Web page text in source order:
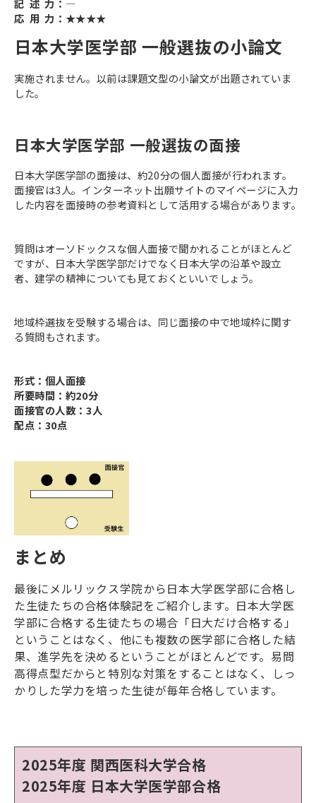
記 述 力：―
応 用 力：★★★★
日本大学医学部 一般選抜の小論文
実施されません。以前は課題文型の小論文が出題されていま
した。
日本大学医学部 一般選抜の面接
日本大学医学部の面接は、約20分の個人面接が行われます。
面接官は3人。インターネット出願サイトのマイページに入力
した内容を面接時の参考資料として活用する場合があります。
質問はオーソドックスな個人面接で聞かれることがほとんど
ですが、日本大学医学部だけでなく日本大学の沿革や設立
者、建学の精神についても見ておくといいでしょう。
地域枠選抜を受験する場合は、同じ面接の中で地域枠に関す
る質問もされます。
形式：個人面接
所要時間：約20分
面接官の人数：3人
配点：30点
まとめ
最後にメルリックス学院から日本大学医学部に合格し
た生徒たちの合格体験記をご紹介します。日本大学医
学部に合格する生徒たちの場合「日大だけ合格する」
ということはなく、他にも複数の医学部に合格した結
果、進学先を決めるということがほとんどです。易問
高得点型だからと特別な対策をすることはなく、しっ
かりした学力を培った生徒が毎年合格しています。
2025年度 関西医科大学合格
2025年度 日本大学医学部合格